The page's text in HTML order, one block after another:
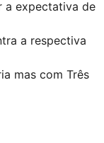
a expectativa de
a respectiva
mas com Três